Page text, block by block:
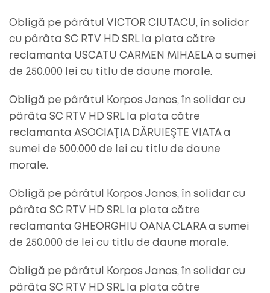
Obligă pe pârâtul VICTOR CIUTACU, în solidar
cu pârâta SC RTV HD SRL la plata către
reclamanta USCATU CARMEN MIHAELA a sumei
de 250.000 lei cu titlu de daune morale.
Obligă pe pârâtul Korpos Janos, în solidar cu
pârâta SC RTV HD SRL la plata către
reclamanta ASOCIAŢIA DĂRUIEŞTE VIATA a
sumei de 500.000 de lei cu titlu de daune
morale.
Obligă pe pârâtul Korpos Janos, în solidar cu
pârâta SC RTV HD SRL la plata către
reclamanta GHEORGHIU OANA CLARA a sumei
de 250.000 de lei cu titlu de daune morale.
Obligă pe pârâtul Korpos Janos, în solidar cu
pârâta SC RTV HD SRL la plata către